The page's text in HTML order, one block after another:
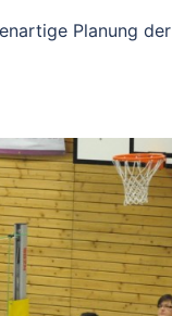
Planung der